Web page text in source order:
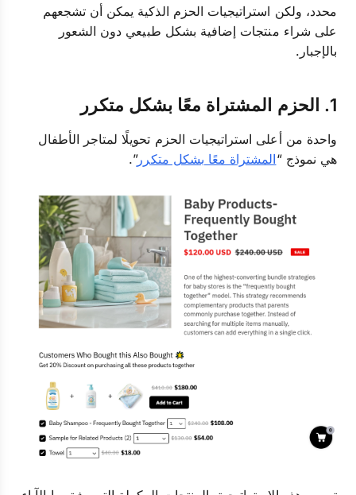
محدد، ولكن استراتيجيات الحزم الذكية يمكن أن تشجعهم
على شراء منتجات إضافية بشكل طبيعي دون الشعور
بالإجبار.
1. الحزم المشتراة معًا بشكل متكرر
واحدة من أعلى استراتيجيات الحزم تحويلًا لمتاجر الأطفال
هي نموذج “المشتراة معًا بشكل متكرر”.